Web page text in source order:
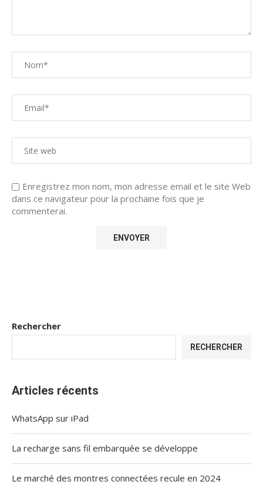
Enregistrez mon nom, mon adresse email et le site Web
dans ce navigateur pour la prochaine fois que je
commenterai.
Rechercher
RECHERCHER
Articles récents
WhatsApp sur iPad
La recharge sans fil embarquée se développe
Le marché des montres connectées recule en 2024